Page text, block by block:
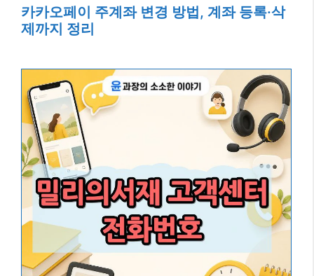
카카오페이 주계좌 변경 방법, 계좌 등록·삭
제까지 정리